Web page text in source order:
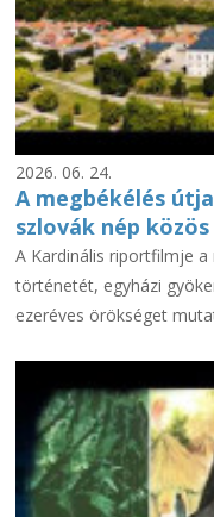
2026. 06. 24.
A megbékélés
szlovák nép
A Kardinális riportfilmje
történetét, egyházi
ezeréves örökséget